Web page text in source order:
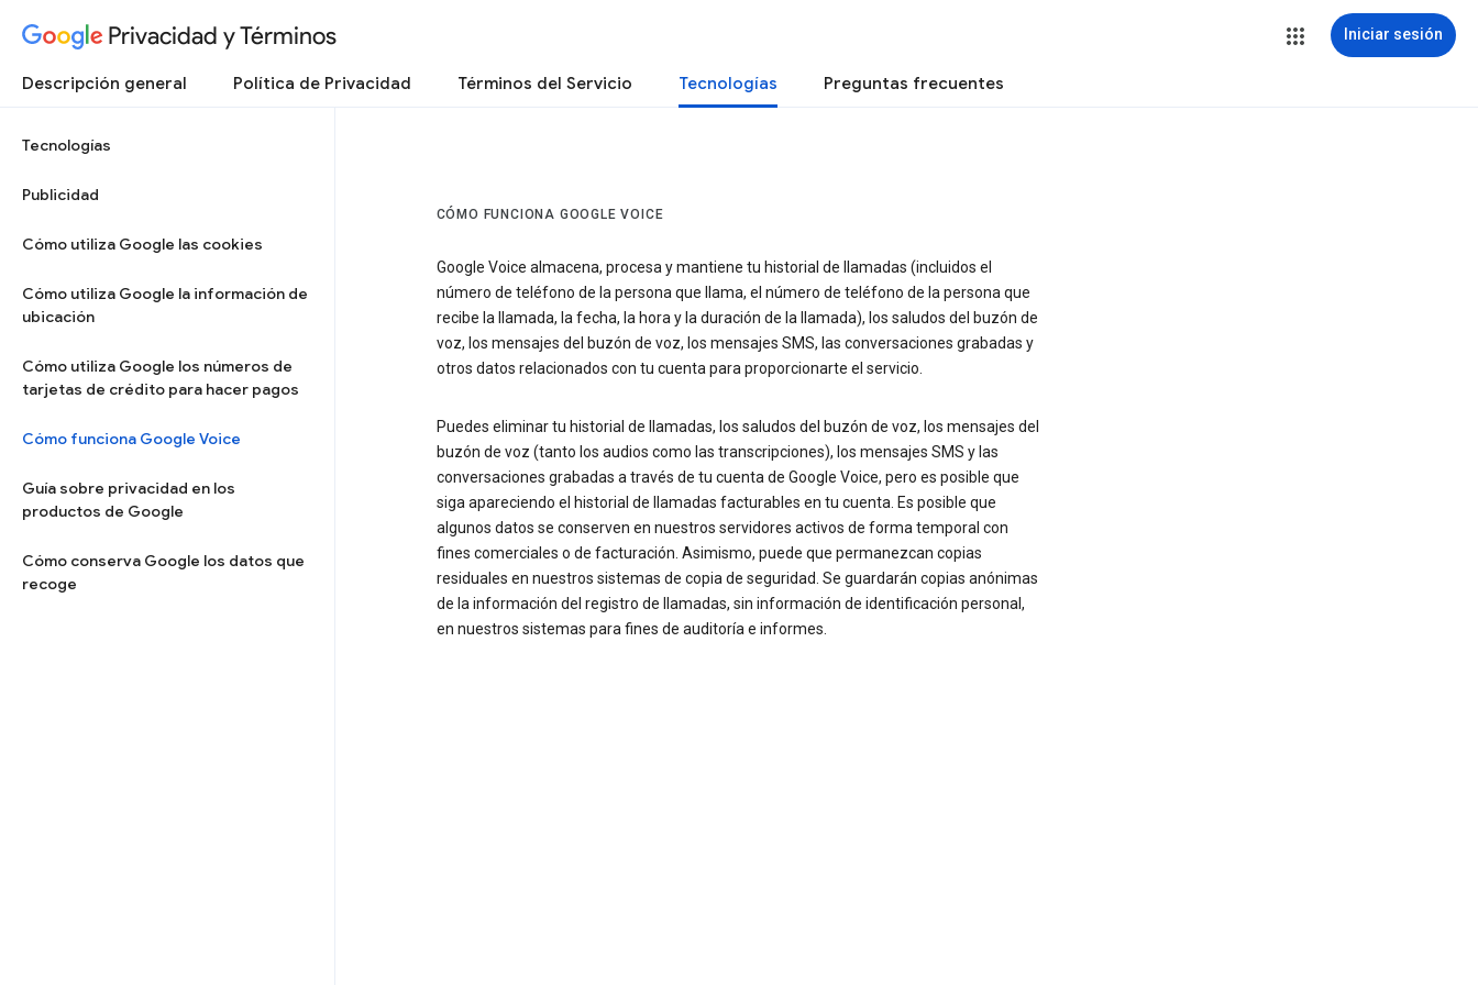
Privacidad y Términos Iniciar sesión
Descripción general Política de Privacidad Términos del Servicio Tecnologías Preguntas frecuentes
Tecnologías
Publicidad
Cómo utiliza Google las cookies
Cómo utiliza Google la información de
ubicación
Cómo utiliza Google los números de
tarjetas de crédito para hacer pagos
Cómo funciona Google Voice
Guía sobre privacidad en los
productos de Google
Cómo conserva Google los datos que
recoge
CÓMO FUNCIONA GOOGLE VOICE
Google Voice almacena, procesa y mantiene tu historial de llamadas (incluidos el
número de teléfono de la persona que llama, el número de teléfono de la persona que
recibe la llamada, la fecha, la hora y la duración de la llamada), los saludos del buzón de
voz, los mensajes del buzón de voz, los mensajes SMS, las conversaciones grabadas y
otros datos relacionados con tu cuenta para proporcionarte el servicio.
Puedes eliminar tu historial de llamadas, los saludos del buzón de voz, los mensajes del
buzón de voz (tanto los audios como las transcripciones), los mensajes SMS y las
conversaciones grabadas a través de tu cuenta de Google Voice, pero es posible que
siga apareciendo el historial de llamadas facturables en tu cuenta. Es posible que
algunos datos se conserven en nuestros servidores activos de forma temporal con
fines comerciales o de facturación. Asimismo, puede que permanezcan copias
residuales en nuestros sistemas de copia de seguridad. Se guardarán copias anónimas
de la información del registro de llamadas, sin información de identificación personal,
en nuestros sistemas para fines de auditoría e informes.